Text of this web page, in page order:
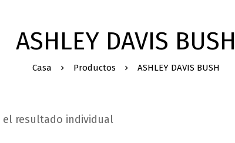
ASHLEY DAVIS BUSH
Casa Productos ASHLEY DAVIS BUSH
el resultado individual